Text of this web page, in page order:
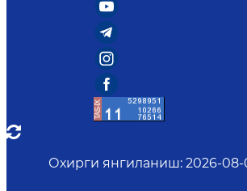
Охирги янгиланиш: 2026-08-